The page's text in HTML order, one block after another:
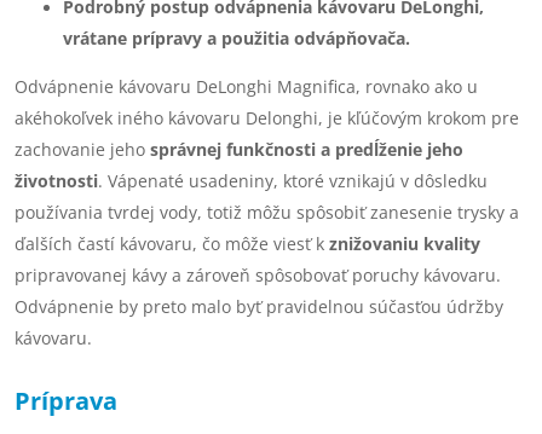
Podrobný postup odvápnenia kávovaru DeLonghi,
vrátane prípravy a použitia odvápňovača.
Odvápnenie kávovaru DeLonghi Magnifica, rovnako ako u
akéhokoľvek iného kávovaru Delonghi, je kľúčovým krokom pre
zachovanie jeho správnej funkčnosti a predĺženie jeho
životnosti. Vápenaté usadeniny, ktoré vznikajú v dôsledku
používania tvrdej vody, totiž môžu spôsobiť zanesenie trysky a
ďalších častí kávovaru, čo môže viesť k znižovaniu kvality
pripravovanej kávy a zároveň spôsobovať poruchy kávovaru.
Odvápnenie by preto malo byť pravidelnou súčasťou údržby
kávovaru.
Príprava